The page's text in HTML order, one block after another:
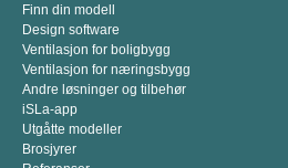
Finn din modell
Design software
Ventilasjon for boligbygg
Ventilasjon for næringsbygg
Andre løsninger og tilbehør
iSLa-app
Utgåtte modeller
Brosjyrer